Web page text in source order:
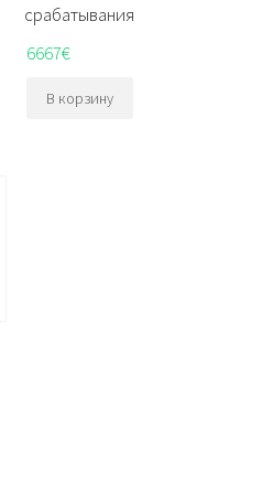
срабатывания
6667€
В корзину